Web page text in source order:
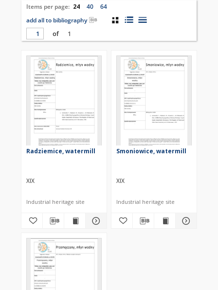
Items per page: 24 40
64
add all to bibliography
of
1
Radziemice, watermill
XIX
Industrial heritage site
Smoniowice, watermill
XIX
Industrial heritage site